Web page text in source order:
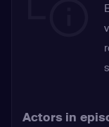
Actors in